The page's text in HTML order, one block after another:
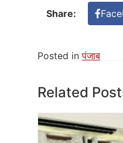
Share:
Posted inपंजाब
Related